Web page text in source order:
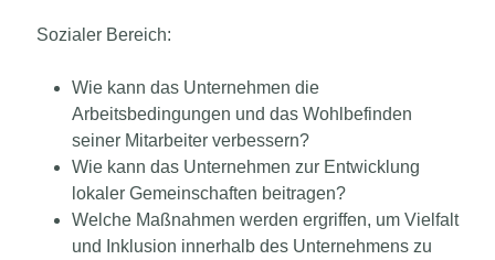
Sozialer Bereich:
Wie kann das Unternehmen die
Arbeitsbedingungen und das Wohlbefinden
seiner Mitarbeiter verbessern?
Wie kann das Unternehmen zur Entwicklung
lokaler Gemeinschaften beitragen?
Welche Maßnahmen werden ergriffen, um Vielfalt
und Inklusion innerhalb des Unternehmens zu